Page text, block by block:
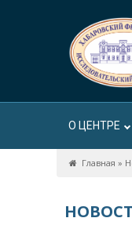
О ЦЕНТРЕ
Главная »